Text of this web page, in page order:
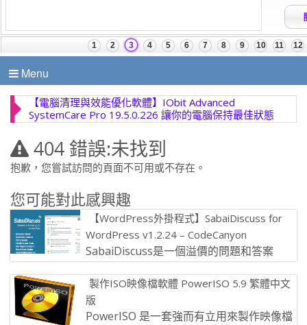
Menu
【電腦清理與效能優化軟體】IObit Advanced
SystemCare Pro 19.5.0.226 讓你的電腦保持最佳狀態
404 錯誤:未找到
抱歉，您嘗試訪問的頁面不可用或不存在。
您可能對此感興趣
【WordPress外掛程式】SabaiDiscuss for
WordPress v1.2.24 – CodeCanyon
SabaiDiscuss是一個溢價的問題和答案
為使用者以提出和回 […]製作ISO映像檔軟體 PowerISO 5.9 繁體中文
版
PowerISO 是一套強而有立用來製作映像檔